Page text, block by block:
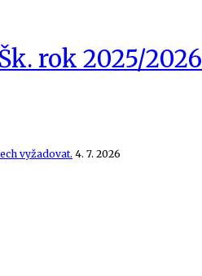
Šk. rok 2025/2026
vyžadovat. 4. 7. 2026